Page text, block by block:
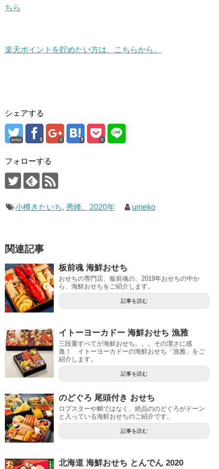
ちら
楽天ポイントを貯めたい方は、こちらから。
シェアする
error 0 0
フォローする
小樽きたいち, 秀峰、2020年 umeko
関連記事
板前魂 海鮮おせち
おせちの専門店、板前魂の、2019年おせちの中か
ら、海鮮おせちをご紹介します。
記事を読む
イトーヨーカドー 海鮮おせち 漁雅
三段重すべてが海鮮おせち。。。その潔さに感
激！ イトーヨーカドーの海鮮おせち「漁雅」をご
紹介します。
記事を読む
のどぐろ 尾頭付き おせち
ロブスターや鯛ではなく、絶品ののどぐろがドーン
と入っている海鮮おせちのご紹介です。
記事を読む
北海道 海鮮おせち とんでん 2020